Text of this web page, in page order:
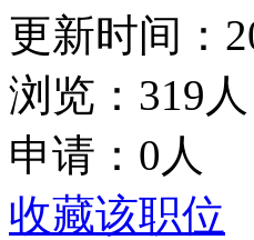
更新时间：
浏览：319人
申请：0人
收藏该职位